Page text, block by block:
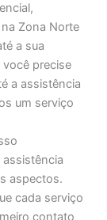
Zona Norte
a sua
precise
a assistência
um serviço
aspectos.
cada serviço
contato